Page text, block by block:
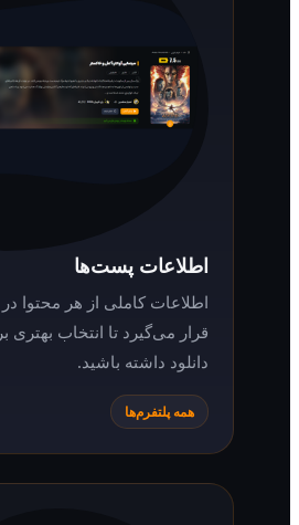
اطلاعات پست‌ها
اطلاعات کاملی از هر محتوا در اختیار شما
قرار می‌گیرد تا انتخاب بهتری برای تماشا و
دانلود داشته باشید.
همه پلتفرم‌ها